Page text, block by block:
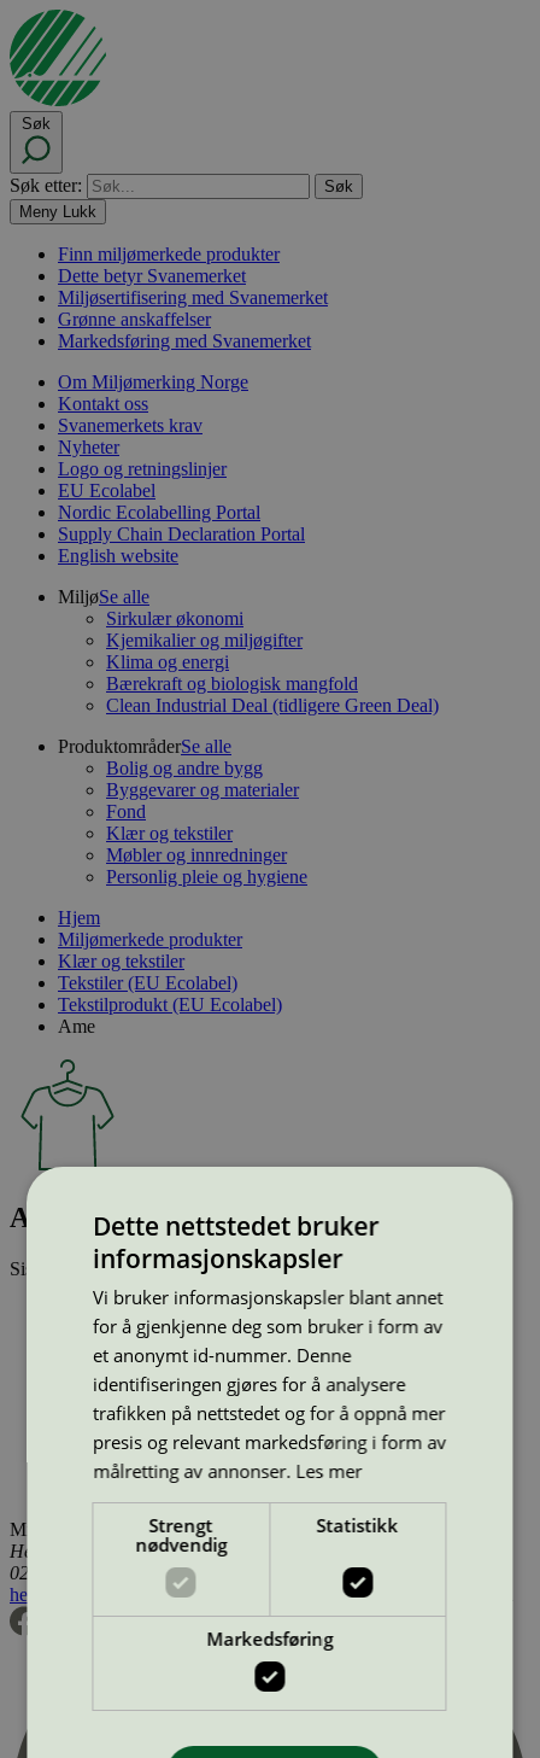
Søk
Søk etter:
Meny Lukk
Finn miljømerkede produkter
Dette betyr Svanemerket
Miljøsertifisering med Svanemerket
Grønne anskaffelser
Markedsføring med Svanemerket
Om Miljømerking Norge
Kontakt oss
Svanemerkets krav
Nyheter
Logo og retningslinjer
EU Ecolabel
Nordic Ecolabelling Portal
Supply Chain Declaration Portal
English website
MiljøSe alle
Sirkulær økonomi
Kjemikalier og miljøgifter
Klima og energi
Bærekraft og biologisk mangfold
Clean Industrial Deal (tidligere Green Deal)
ProduktområderSe alle
Bolig og andre bygg
Byggevarer og materialer
Fond
Klær og tekstiler
Møbler og innredninger
Personlig pleie og hygiene
Hjem
Miljømerkede produkter
Klær og tekstiler
Tekstiler (EU Ecolabel)
Tekstilprodukt (EU Ecolabel)
Ame
Ame
Sist oppdatert17 des 2025
Type: Tekstilprodukt (EU Ecolabel)
Lisensnummer: DK/016/024(DK/016/089)
Miljømerke: EU Ecolabel
Merkevare:
Kvadrat
Merkevare nettside:
https://www.kvadrat.dk
Lisensinnehaver: Kvadrat A/S
Lisensinnehaver nettside: http://www.kvadrat.dk
Tilgjengelig i: Island, Norge, Sverige, Finland, Danmark,
Utenfor Norden
Miljømerking Norge
Henrik Ibsens gate 20
0255 Oslo
hei@svanemerket.no Tlf: Org. nr: 971 279 362 MVA
Dette nettstedet bruker
informasjonskapsler
Vi bruker informasjonskapsler blant annet
for å gjenkjenne deg som bruker i form av
et anonymt id-nummer. Denne
identifiseringen gjøres for å analysere
trafikken på nettstedet og for å oppnå mer
presis og relevant markedsføring i form av
målretting av annonser. Les mer
Strengt
nødvendig
Statistikk
Markedsføring